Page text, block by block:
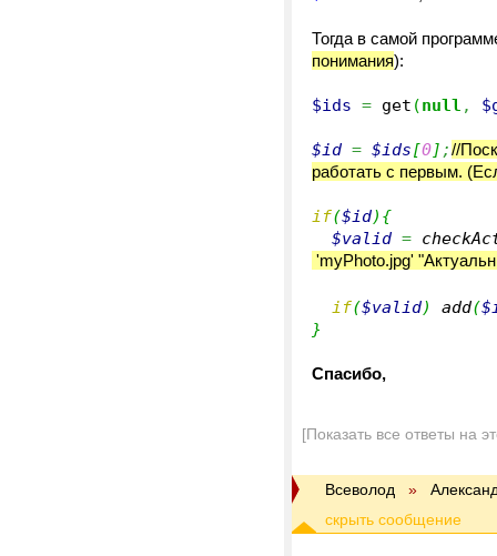
Тогда в самой
понимания):
$ids = get (null ,
$id = $ids[0] ;//
работать с первым.
if($id) {
$valid =
'myPhoto.jpg'
if($valid) add(
}
Спасибо,
[Показать все ответы на
Всеволод »